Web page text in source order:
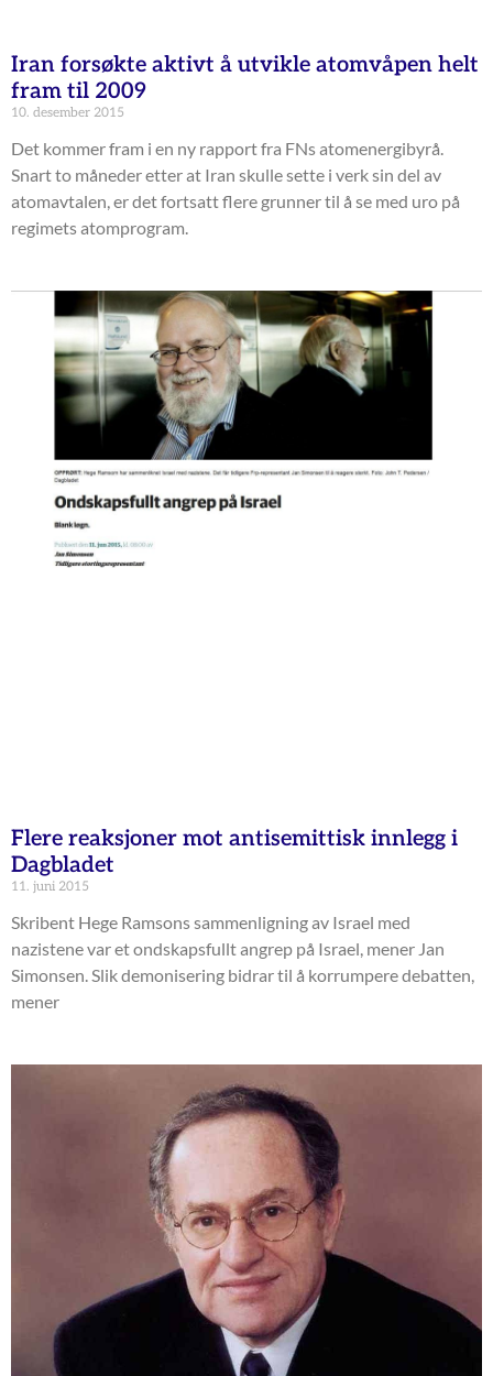
Iran forsøkte aktivt å utvikle atomvåpen helt
fram til 2009
10. desember 2015
Det kommer fram i en ny rapport fra FNs atomenergibyrå.
Snart to måneder etter at Iran skulle sette i verk sin del av
atomavtalen, er det fortsatt flere grunner til å se med uro på
regimets atomprogram.
Flere reaksjoner mot antisemittisk innlegg i
Dagbladet
11. juni 2015
Skribent Hege Ramsons sammenligning av Israel med
nazistene var et ondskapsfullt angrep på Israel, mener Jan
Simonsen. Slik demonisering bidrar til å korrumpere debatten,
mener